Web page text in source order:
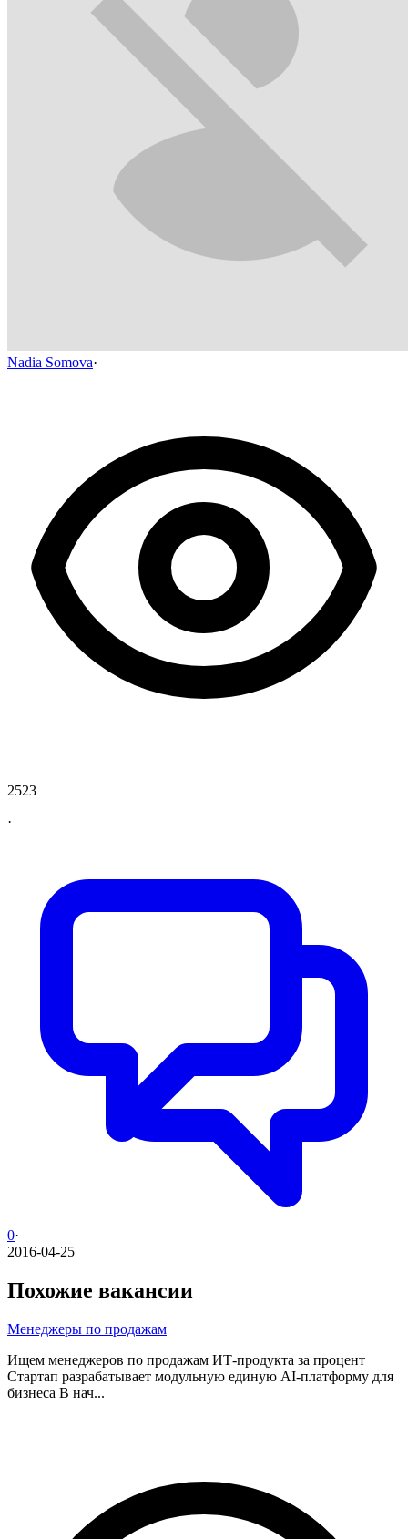
Nadia Somova·
2523
·
0·
2016-04-25
Похожие вакансии
Менеджеры по продажам
Ищем менеджеров по продажам ИТ-продукта за процент
Стартап разрабатывает модульную единую AI-платформу для
бизнеса В нач...